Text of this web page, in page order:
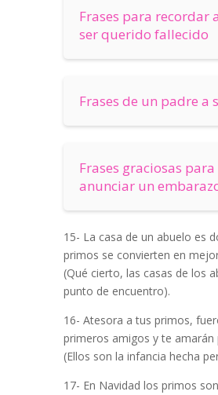
Frases para recordar
ser querido fallecido
Frases de un padre a
Frases graciosas para
anunciar un
15- La casa de un abuelo es
primos se convierten en
(Qué cierto, las casas de los
punto de encuentro).
16- Atesora a tus primos,
primeros amigos y te amarán
(Ellos son la infancia hecha
17- En Navidad los primos